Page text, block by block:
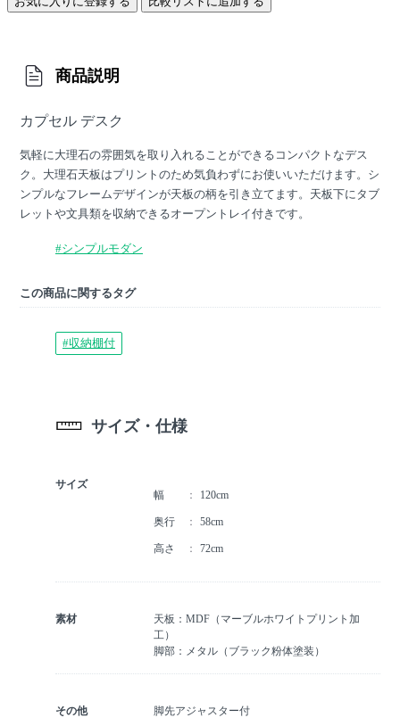
商品説明
カプセル デスク
気軽に大理石の雰囲気を取り入れることができるコンパクトなデス
ク。大理石天板はプリントのため気負わずにお使いいただけます。シ
ンプルなフレームデザインが天板の柄を引き立てます。天板下にタブ
レットや文具類を収納できるオープントレイ付きです。
#シンプルモダン
この商品に関するタグ
#収納棚付
サイズ・仕様
サイズ
幅
120cm
奥行 58cm
高さ 72cm
素材
天板：MDF（マーブルホワイトプリント加
工）
脚部：メタル（ブラック粉体塗装）
その他 脚先アジャスター付